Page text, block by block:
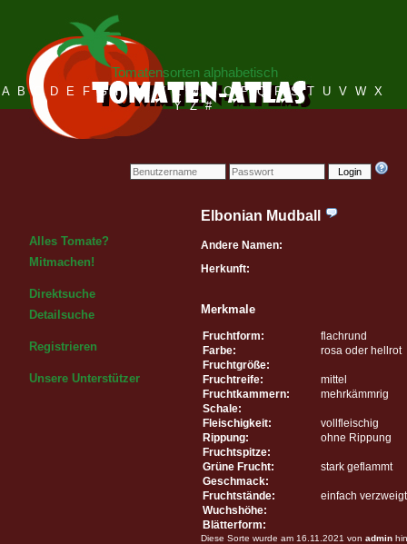
Login
Tomatensorten alphabetisch
A B C D E F G H I J K L M N O P Q R S T U V W X
Y Z #
Alles Tomate?
Mitmachen!
Direktsuche
Detailsuche
Registrieren
Unsere Unterstützer
Elbonian Mudball
Andere Namen:
Herkunft:
Merkmale
Fruchtform:
flachrund
Farbe:
rosa oder hellrot
Fruchtgröße:
Fruchtreife:
mittel
Fruchtkammern:
mehrkämmrig
Schale:
Fleischigkeit:
vollfleischig
Rippung:
ohne Rippung
Fruchtspitze:
Grüne Frucht:
stark geflammt
Geschmack:
Fruchtstände:
einfach verzweigt
Wuchshöhe:
Blätterform:
Diese Sorte wurde am 16.11.2021 von admin